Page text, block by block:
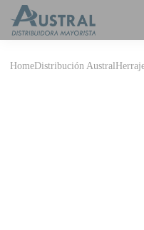
HomeDistribución Austral